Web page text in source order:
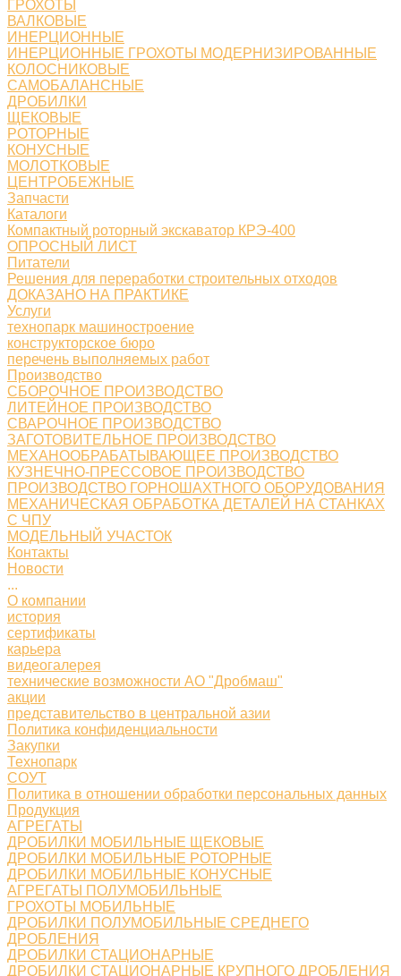
ГРОХОТЫ
ВАЛКОВЫЕ
ИНЕРЦИОННЫЕ
ИНЕРЦИОННЫЕ ГРОХОТЫ МОДЕРНИЗИРОВАННЫЕ
КОЛОСНИКОВЫЕ
САМОБАЛАНСНЫЕ
ДРОБИЛКИ
ЩЕКОВЫЕ
РОТОРНЫЕ
КОНУСНЫЕ
МОЛОТКОВЫЕ
ЦЕНТРОБЕЖНЫЕ
Запчасти
Каталоги
Компактный роторный экскаватор КРЭ-400
ОПРОСНЫЙ ЛИСТ
Питатели
Решения для переработки строительных отходов
ДОКАЗАНО НА ПРАКТИКЕ
Услуги
технопарк машиностроение
конструкторское бюро
перечень выполняемых работ
Производство
СБОРОЧНОЕ ПРОИЗВОДСТВО
ЛИТЕЙНОЕ ПРОИЗВОДСТВО
СВАРОЧНОЕ ПРОИЗВОДСТВО
ЗАГОТОВИТЕЛЬНОЕ ПРОИЗВОДСТВО
МЕХАНООБРАБАТЫВАЮЩЕЕ ПРОИЗВОДСТВО
КУЗНЕЧНО-ПРЕССОВОЕ ПРОИЗВОДСТВО
ПРОИЗВОДСТВО ГОРНОШАХТНОГО ОБОРУДОВАНИЯ
МЕХАНИЧЕСКАЯ ОБРАБОТКА ДЕТАЛЕЙ НА СТАНКАХ
С ЧПУ
МОДЕЛЬНЫЙ УЧАСТОК
Контакты
Новости
...
О компании
история
сертификаты
карьера
видеогалерея
технические возможности АО "Дробмаш"
акции
представительство в центральной азии
Политика конфиденциальности
Закупки
Технопарк
СОУТ
Политика в отношении обработки персональных данных
Продукция
АГРЕГАТЫ
ДРОБИЛКИ МОБИЛЬНЫЕ ЩЕКОВЫЕ
ДРОБИЛКИ МОБИЛЬНЫЕ РОТОРНЫЕ
ДРОБИЛКИ МОБИЛЬНЫЕ КОНУСНЫЕ
АГРЕГАТЫ ПОЛУМОБИЛЬНЫЕ
ГРОХОТЫ МОБИЛЬНЫЕ
ДРОБИЛКИ ПОЛУМОБИЛЬНЫЕ СРЕДНЕГО
ДРОБЛЕНИЯ
ДРОБИЛКИ СТАЦИОНАРНЫЕ
ДРОБИЛКИ СТАЦИОНАРНЫЕ КРУПНОГО ДРОБЛЕНИЯ